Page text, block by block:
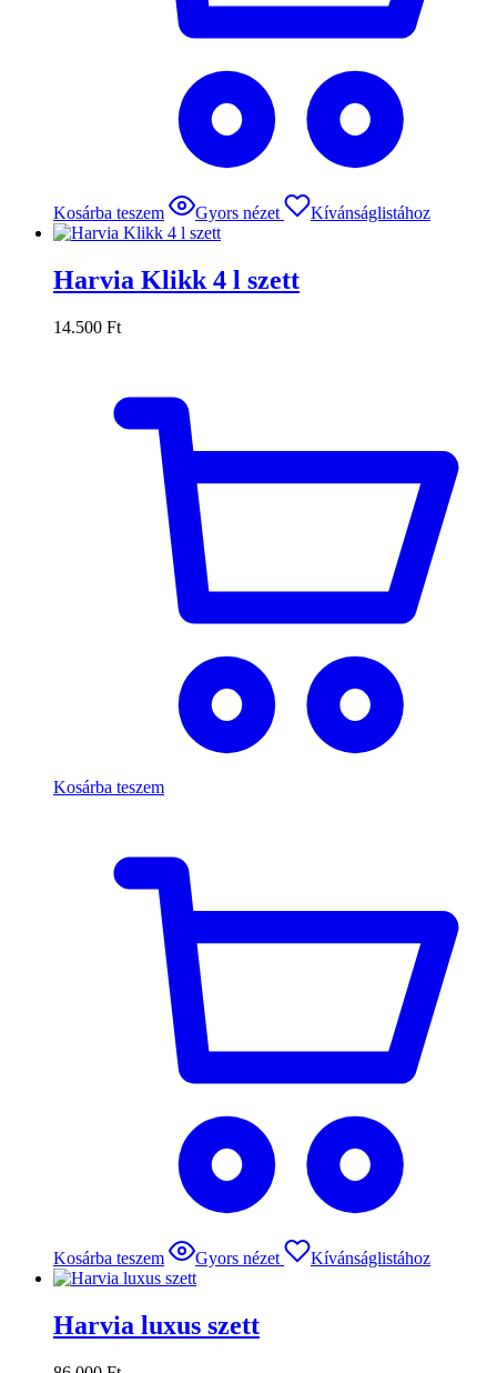
Kosárba teszem Gyors nézet Kívánságlistához
Harvia Klikk 4 l szett
14.500 Ft
Kosárba teszem
Kosárba teszem Gyors nézet Kívánságlistához
Harvia luxus szett